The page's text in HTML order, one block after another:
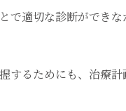
で適切な診断ができ
するためにも、治療計